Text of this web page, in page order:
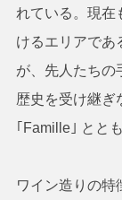
れている。現在
けるエリアであ
が、先人たちの
歴史を受け継ぎ
｢Famille｣ とと
ワイン造りの特